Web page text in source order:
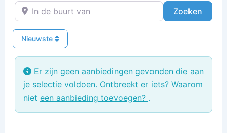
In de buurt van
Zoeken
Nieuwste
Er zijn geen aanbiedingen gevonden die aan
je selectie voldoen. Ontbreekt er iets? Waarom
niet een aanbieding toevoegen? .